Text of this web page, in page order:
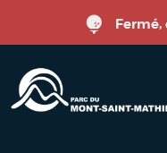
Fermé,